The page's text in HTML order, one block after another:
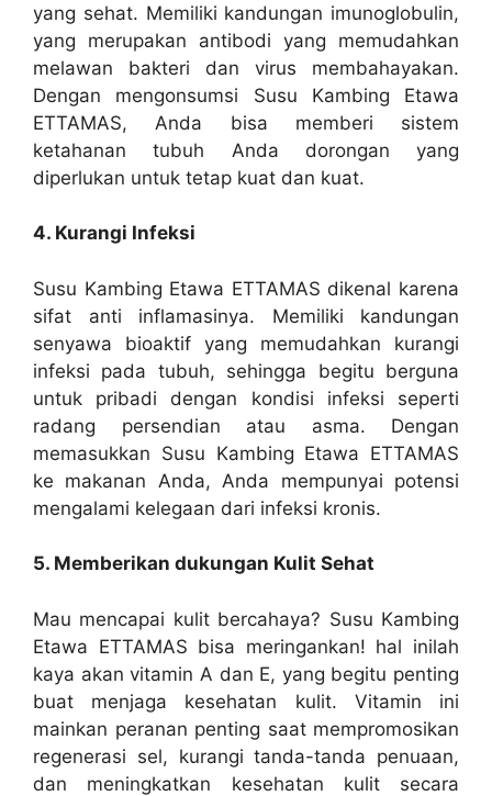
yang sehat. Memiliki kandungan imunoglobulin,
yang merupakan antibodi yang memudahkan
melawan bakteri dan virus membahayakan.
Dengan mengonsumsi Susu Kambing Etawa
ETTAMAS, Anda bisa memberi sistem
ketahanan tubuh Anda dorongan yang
diperlukan untuk tetap kuat dan kuat.
4. Kurangi Infeksi
Susu Kambing Etawa ETTAMAS dikenal karena
sifat anti inflamasinya. Memiliki kandungan
senyawa bioaktif yang memudahkan kurangi
infeksi pada tubuh, sehingga begitu berguna
untuk pribadi dengan kondisi infeksi seperti
radang persendian atau asma. Dengan
memasukkan Susu Kambing Etawa ETTAMAS
ke makanan Anda, Anda mempunyai potensi
mengalami kelegaan dari infeksi kronis.
5. Memberikan dukungan Kulit Sehat
Mau mencapai kulit bercahaya? Susu Kambing
Etawa ETTAMAS bisa meringankan! hal inilah
kaya akan vitamin A dan E, yang begitu penting
buat menjaga kesehatan kulit. Vitamin ini
mainkan peranan penting saat mempromosikan
regenerasi sel, kurangi tanda-tanda penuaan,
dan meningkatkan kesehatan kulit secara